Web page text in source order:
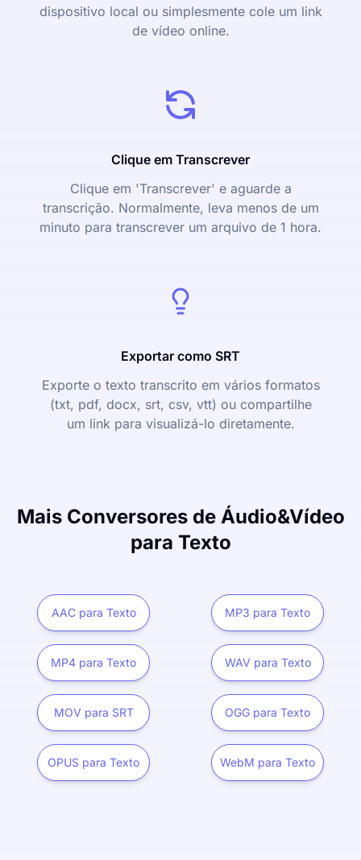
dispositivo local ou simplesmente cole um link
de vídeo online.
Clique em Transcrever
Clique em 'Transcrever' e aguarde a
transcrição. Normalmente, leva menos de um
minuto para transcrever um arquivo de 1 hora.
Exportar como SRT
Exporte o texto transcrito em vários formatos
(txt, pdf, docx, srt, csv, vtt) ou compartilhe
um link para visualizá-lo diretamente.
Mais Conversores de Áudio&Vídeo
para Texto
AAC para Texto MP3 para Texto
MP4 para Texto WAV para Texto
MOV para SRT OGG para Texto
OPUS para Texto WebM para Texto